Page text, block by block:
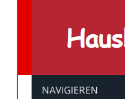
NAVIGIEREN